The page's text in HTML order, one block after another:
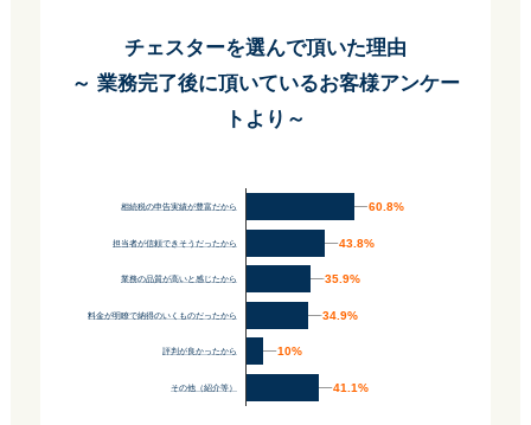
チェスターを選んで頂いた理由
～ 業務完了後に頂いているお客様アンケー
トより～
相続税の申告実績が豊富だから
担当者が信頼できそうだったから
業務の品質が高いと感じたから
料金が明瞭で納得のいくものだったから
評判が良かったから
その他（紹介等）
60.8%
60.8%
43.8%
43.8%
35.9%
35.9%
34.9%
34.9%
10%
10%
41.1%
41.1%